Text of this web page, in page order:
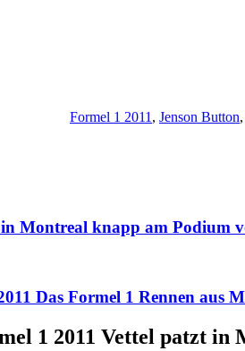
Formel 1 2011 , Jenson Button,
Montreal knapp am Podium
Das Formel 1 Rennen aus
1 2011 Vettel patzt in